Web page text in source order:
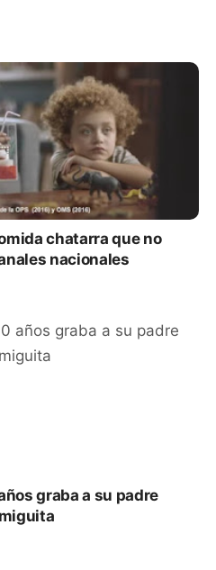
chatarra que no
nacionales
graba a su padre